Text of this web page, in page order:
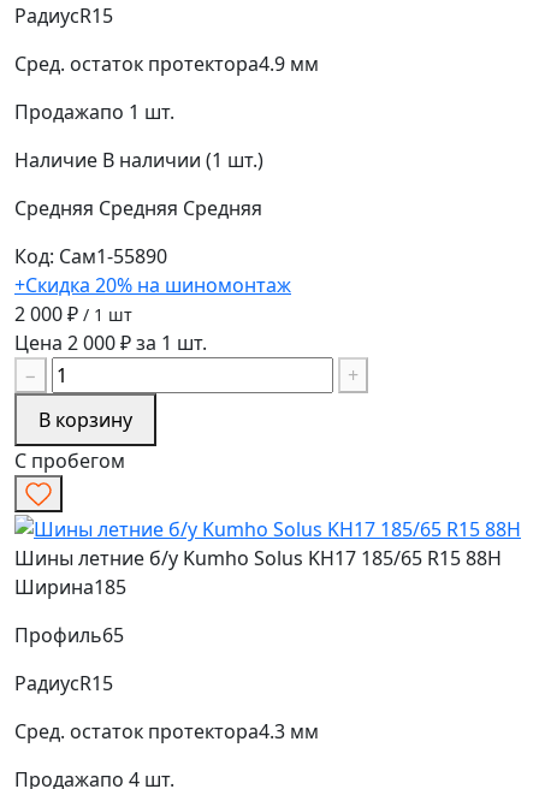
РадиусR15
Сред. остаток протектора4.9 мм
Продажапо 1 шт.
Наличие В наличии (1 шт.)
Средняя Средняя Средняя
Код: Сам1-55890
+Скидка 20% на шиномонтаж
2 000 ₽ / 1 шт
Цена 2 000 ₽ за 1 шт.
−
+
В корзину
С пробегом
Шины летние б/у Kumho Solus KH17 185/65 R15 88H
Ширина185
Профиль65
РадиусR15
Сред. остаток протектора4.3 мм
Продажапо 4 шт.